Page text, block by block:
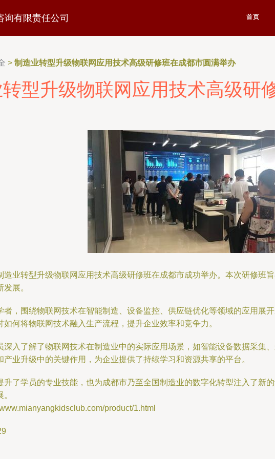
有限责任公司 首页
> 制造业转型升级物联网应用技术高级研修班在成都市圆满举办
型升级物联网应用技术高级研
造业转型升级物联网应用技术高级研修班在成都市成功举办。本次研修班
展。
，围绕物联网技术在智能制造、设备监控、供应链优化等领域的应用展
何将物联网技术融入生产流程，提升企业效率和竞争力。
入了解了物联网技术在制造业中的实际应用场景，如智能设备数据采集
业升级中的关键作用，为企业提供了持续学习和资源共享的平台。
升了学员的专业技能，也为成都市乃至全国制造业的数字化转型注入了新
product/1.html